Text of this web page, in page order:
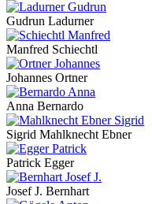
Gudrun Ladurner
Manfred Schiechtl
Johannes Ortner
Anna Bernardo
Sigrid Mahlknecht Ebner
Patrick Egger
Josef J. Bernhart